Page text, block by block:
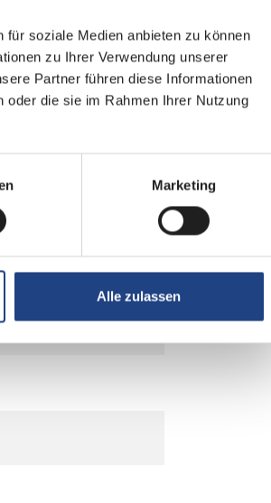
soziale Medien anbieten zu können
zu Ihrer Verwendung unserer
Partner führen diese Informationen
oder die sie im Rahmen Ihrer Nutzung
Marketing
Alle zulassen